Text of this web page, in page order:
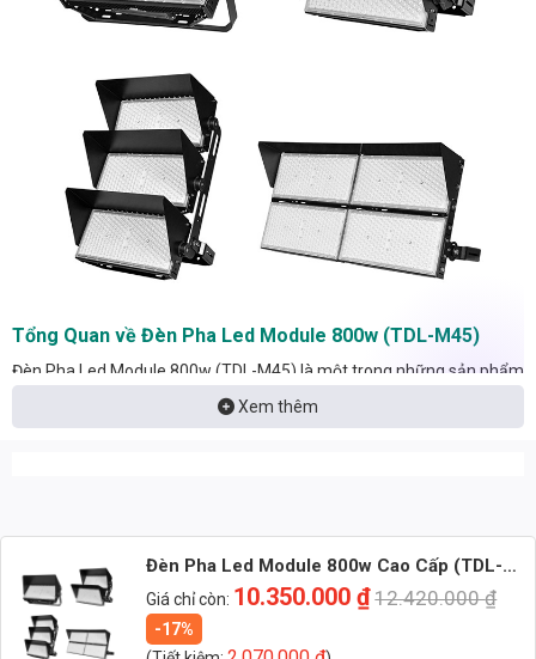
Tổng Quan về Đèn Pha Led Module 800w (TDL-M45)
Đèn Pha Led Module 800w (TDL-M45) là một trong những sản phẩm
chủ lực của Thành Đạt LED, được thiết kế để đáp ứng nhu cầu chiếu
sáng cho các không gian rộng lớn, đòi hỏi cường độ ánh sáng cao và
Nhận báo giá đèn LED – tư vấn nhanh & giá tận xưởng
Nhắn: Loại đèn + Công suất + Số lượng để nhận báo giá
nhanh
Xem thêm
Đèn Pha Led Module 800w Cao Cấp (TDL-
M45) Thành Đạt Led
Giá chỉ còn: 10.350.000₫12.420.000₫
-17%